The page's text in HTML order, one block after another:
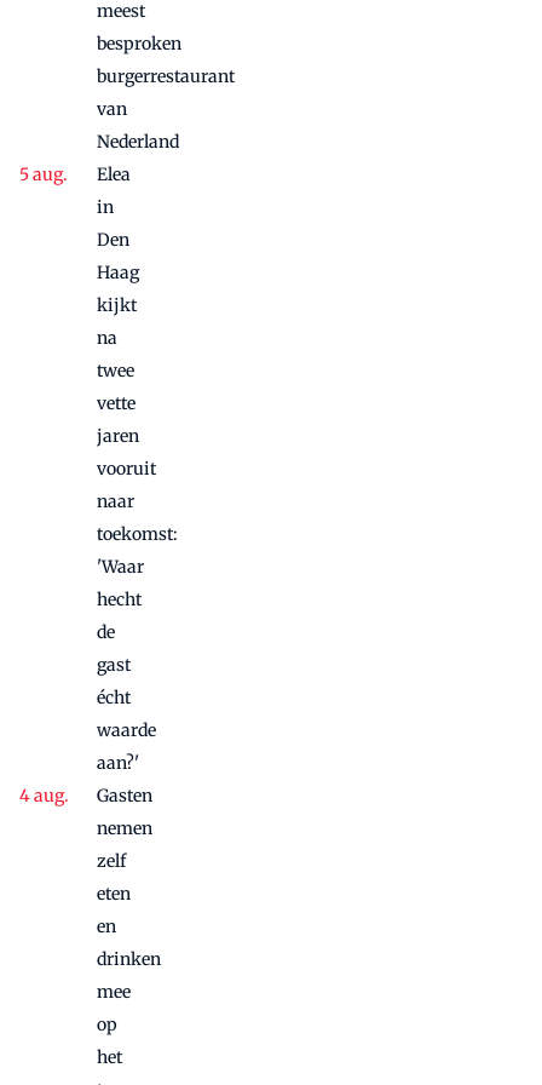
meest
besproken
burgerrestaurant
van
Nederland
Elea
in
Den
Haag
kijkt
na
twee
vette
jaren
vooruit
naar
toekomst:
'Waar
hecht
de
gast
écht
waarde
aan?'
Gasten
nemen
zelf
eten
en
drinken
mee
op
het